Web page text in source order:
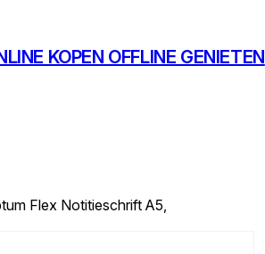
KOPEN OFFLINE GENIETEN
Flex Notitieschrift A5,